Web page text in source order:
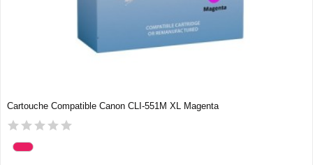
Cartouche Compatible Canon CLI-551M XL Magenta